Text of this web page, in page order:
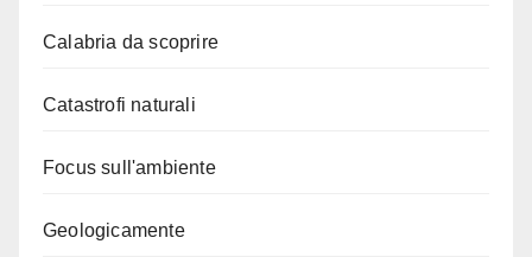
Calabria da scoprire
Catastrofi naturali
Focus sull'ambiente
Geologicamente